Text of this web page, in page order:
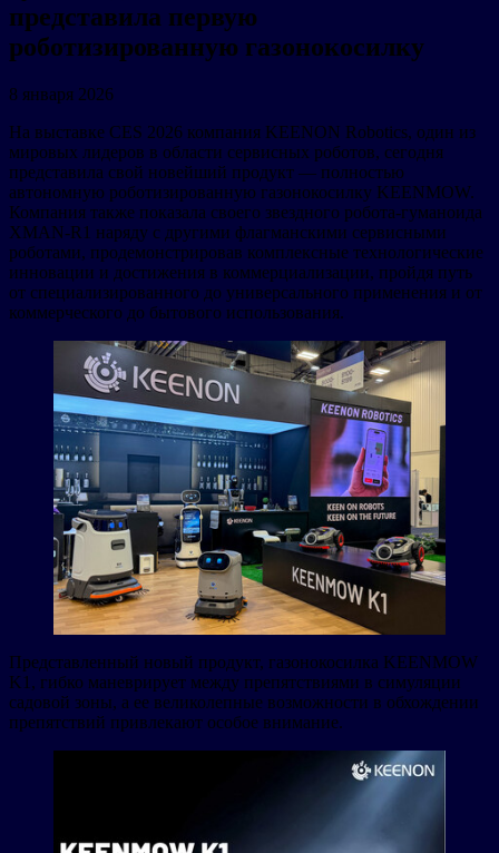
представила первую
роботизированную газонокосилку
8 января 2026
На выставке CES 2026 компания KEENON Robotics, один из
мировых лидеров в области сервисных роботов, сегодня
представила свой новейший продукт — полностью
автономную роботизированную газонокосилку KEENMOW.
Компания также показала своего звездного робота-гуманоида
XMAN-R1 наряду с другими флагманскими сервисными
роботами, продемонстрировав комплексные технологические
инновации и достижения в коммерциализации, пройдя путь
от специализированного до универсального применения и от
коммерческого до бытового использования.
Представленный новый продукт, газонокосилка KEENMOW
K1, гибко маневрирует между препятствиями в симуляции
садовой зоны, а ее великолепные возможности в обхождении
препятствий привлекают особое внимание.